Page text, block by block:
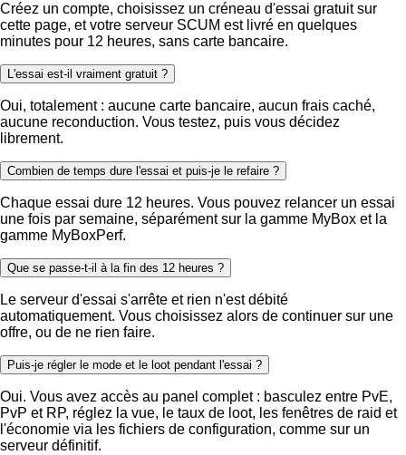
Créez un compte, choisissez un créneau d'essai gratuit sur
cette page, et votre serveur SCUM est livré en quelques
minutes pour 12 heures, sans carte bancaire.
L'essai est-il vraiment gratuit ?
Oui, totalement : aucune carte bancaire, aucun frais caché,
aucune reconduction. Vous testez, puis vous décidez
librement.
Combien de temps dure l'essai et puis-je le refaire ?
Chaque essai dure 12 heures. Vous pouvez relancer un essai
une fois par semaine, séparément sur la gamme MyBox et la
gamme MyBoxPerf.
Que se passe-t-il à la fin des 12 heures ?
Le serveur d'essai s'arrête et rien n'est débité
automatiquement. Vous choisissez alors de continuer sur une
offre, ou de ne rien faire.
Puis-je régler le mode et le loot pendant l'essai ?
Oui. Vous avez accès au panel complet : basculez entre PvE,
PvP et RP, réglez la vue, le taux de loot, les fenêtres de raid et
l'économie via les fichiers de configuration, comme sur un
serveur définitif.